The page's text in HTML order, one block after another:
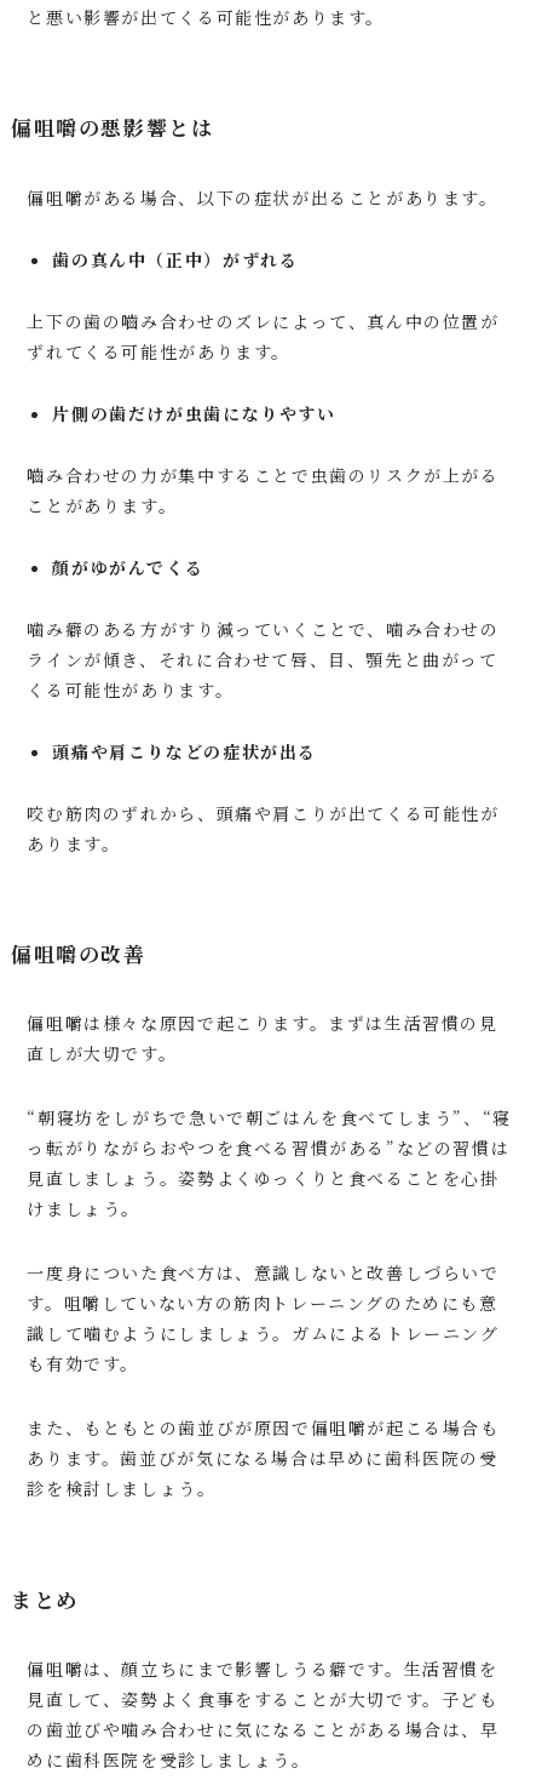
と悪い影響が出てくる可能性があります。
偏咀嚼の悪影響とは
偏咀嚼がある場合、以下の症状が出ることがあります。
歯の真ん中（正中）がずれる
上下の歯の嚙み合わせのズレによって、真ん中の位置が
ずれてくる可能性があります。
片側の歯だけが虫歯になりやすい
嚙み合わせの力が集中することで虫歯のリスクが上がる
ことがあります。
顔がゆがんでくる
噛み癖のある方がすり減っていくことで、噛み合わせの
ラインが傾き、それに合わせて唇、目、顎先と曲がって
くる可能性があります。
頭痛や肩こりなどの症状が出る
咬む筋肉のずれから、頭痛や肩こりが出てくる可能性が
あります。
偏咀嚼の改善
偏咀嚼は様々な原因で起こります。まずは生活習慣の見
直しが大切です。
“朝寝坊をしがちで急いで朝ごはんを食べてしまう”、“寝
っ転がりながらおやつを食べる習慣がある”などの習慣は
見直しましょう。姿勢よくゆっくりと食べることを心掛
けましょう。
一度身についた食べ方は、意識しないと改善しづらいで
す。咀嚼していない方の筋肉トレーニングのためにも意
識して噛むようにしましょう。ガムによるトレーニング
も有効です。
また、もともとの歯並びが原因で偏咀嚼が起こる場合も
あります。歯並びが気になる場合は早めに歯科医院の受
診を検討しましょう。
まとめ
偏咀嚼は、顔立ちにまで影響しうる癖です。生活習慣を
見直して、姿勢よく食事をすることが大切です。子ども
の歯並びや噛み合わせに気になることがある場合は、早
めに歯科医院を受診しましょう。